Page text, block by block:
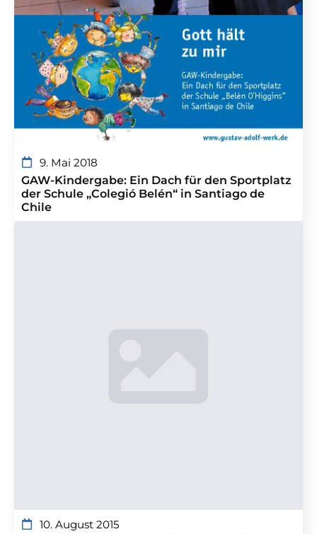
9. Mai 2018
GAW-Kindergabe: Ein Dach für den Sportplatz
der Schule „Colegió Belén“ in Santiago de
Chile
10. August 2015